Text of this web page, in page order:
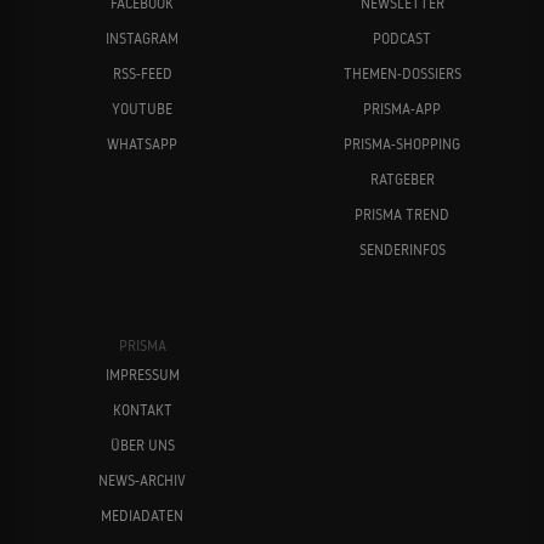
INSTAGRAM
RSS-FEED
YOUTUBE
WHATSAPP
PODCAST
THEMEN-DOSSIERS
PRISMA-APP
PRISMA-SHOPPING
RATGEBER
PRISMA TREND
SENDERINFOS
PRISMA
IMPRESSUM
KONTAKT
ÜBER UNS
NEWS-ARCHIV
MEDIADATEN